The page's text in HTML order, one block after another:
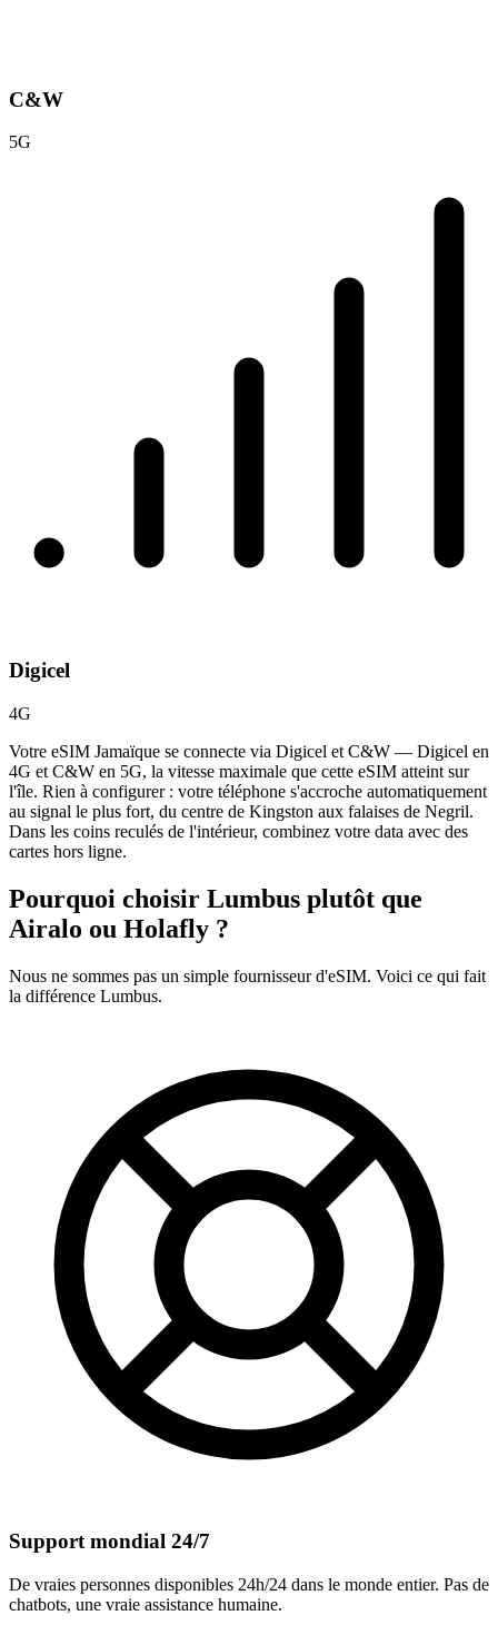
C&W
5G
Digicel
4G
Votre eSIM Jamaïque se connecte via Digicel et C&W — Digicel en
4G et C&W en 5G, la vitesse maximale que cette eSIM atteint sur
l'île. Rien à configurer : votre téléphone s'accroche automatiquement
au signal le plus fort, du centre de Kingston aux falaises de Negril.
Dans les coins reculés de l'intérieur, combinez votre data avec des
cartes hors ligne.
Pourquoi choisir Lumbus plutôt que
Airalo ou Holafly ?
Nous ne sommes pas un simple fournisseur d'eSIM. Voici ce qui fait
la différence Lumbus.
Support mondial 24/7
De vraies personnes disponibles 24h/24 dans le monde entier. Pas de
chatbots, une vraie assistance humaine.